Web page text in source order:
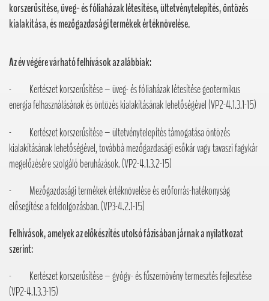
korszerűsítése, üveg- és fóliaházak létesítése, ültetvénytelepítés, öntözés
kialakítása, és mezőgazdasági termékek értéknövelése.
Az év végére várható felhívások az alábbiak:
- Kertészet korszerűsítése – üveg- és fóliaházak létesítése geotermikus
energia felhasználásának és öntözés kialakításának lehetőségével (VP2-4.1.3.1-15)
- Kertészet korszerűsítése – ültetvénytelepítés támogatása öntözés
kialakításának lehetőségével, továbbá mezőgazdasági esőkár vagy tavaszi fagykár
megelőzésére szolgáló beruházások. (VP2-4.1.3.2-15)
- Mezőgazdasági termékek értéknövelése és erőforrás-hatékonyság
elősegítése a feldolgozásban. (VP3-4.2.1-15)
Felhívások, amelyek az előkészítés utolsó fázisában járnak a nyilatkozat
szerint:
- Kertészet korszerűsítése – gyógy- és fűszernövény termesztés fejlesztése
(VP2-4.1.3.3-15)